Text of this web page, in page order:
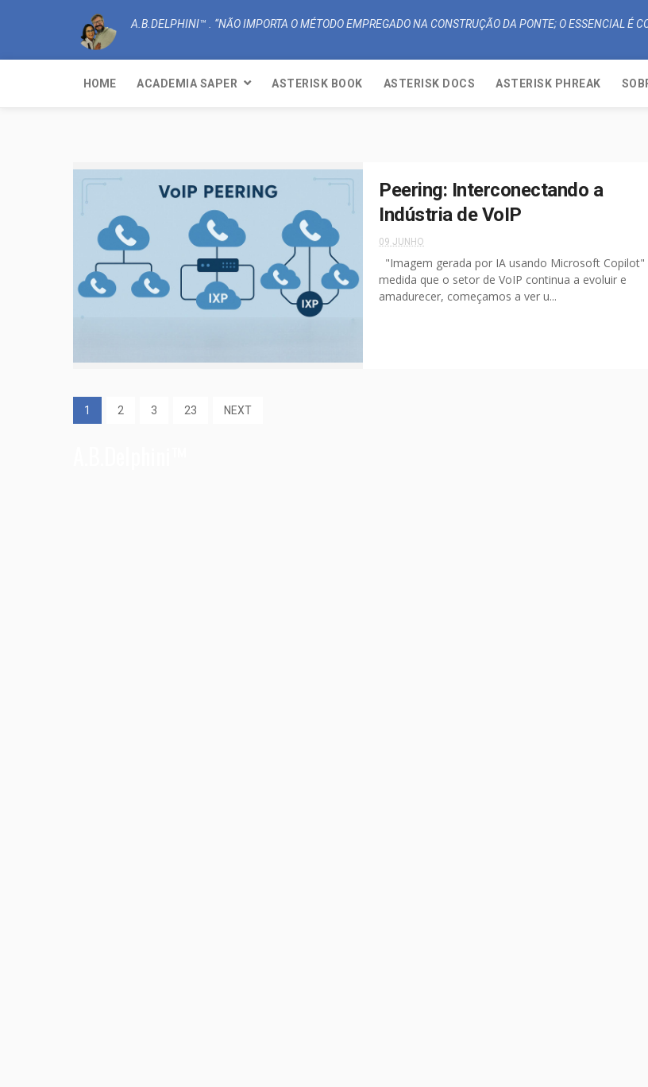
A.B.DELPHINI™ . “NÃO IMPORTA O MÉTODO EMPREGADO NA CONSTRUÇÃO DA PONTE; O ESSENCIAL É
HOME ACADEMIA SAPER ASTERISK BOOK ASTERISK DOCS ASTERISK PHREAK
Peering: Interconectando a
Indústria de VoIP
09 JUNHO
"Imagem gerada por IA usando Microsoft Copilot"
medida que o setor de VoIP continua a evoluir e
amadurecer, começamos a ver u...
1 2 3 23 NEXT